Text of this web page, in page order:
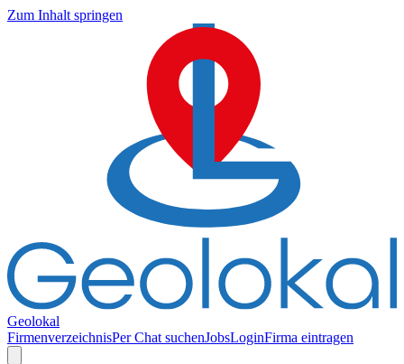
Zum Inhalt springen
Geolokal
FirmenverzeichnisPer Chat suchenJobsLoginFirma eintragen